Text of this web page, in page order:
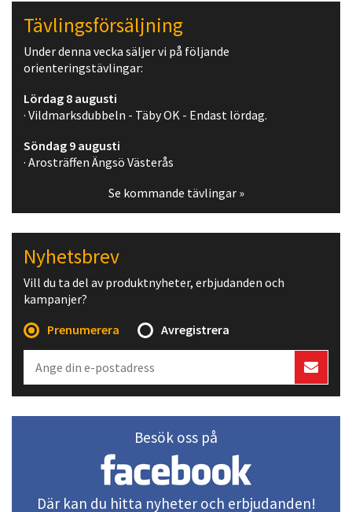
Tävlingsförsäljning
Under denna vecka säljer vi på följande
orienteringstävlingar:
Lördag 8 augusti
· Vildmarksdubbeln - Täby OK - Endast lördag.
Söndag 9 augusti
· Arosträffen Ängsö Västerås
Se kommande tävlingar »
Nyhetsbrev
Vill du ta del av produktnyheter, erbjudanden och
kampanjer?
Prenumerera
Avregistrera
Besök oss på
Där kan du hitta nyheter och erbjudanden!